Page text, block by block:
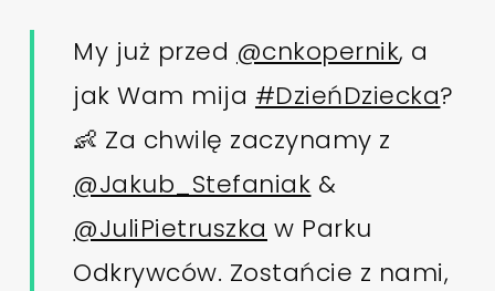
My już przed @cnkopernik, a
jak Wam mija #DzieńDziecka?
👶 Za chwilę zaczynamy z
@Jakub_Stefaniak &
@JuliPietruszka w Parku
Odkrywców. Zostańcie z nami,